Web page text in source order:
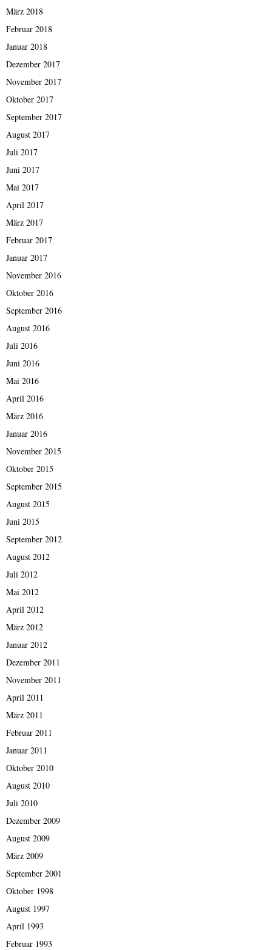
März 2018
Februar 2018
Januar 2018
Dezember 2017
November 2017
Oktober 2017
September 2017
August 2017
Juli 2017
Juni 2017
Mai 2017
April 2017
März 2017
Februar 2017
Januar 2017
November 2016
Oktober 2016
September 2016
August 2016
Juli 2016
Juni 2016
Mai 2016
April 2016
März 2016
Januar 2016
November 2015
Oktober 2015
September 2015
August 2015
Juni 2015
September 2012
August 2012
Juli 2012
Mai 2012
April 2012
März 2012
Januar 2012
Dezember 2011
November 2011
April 2011
März 2011
Februar 2011
Januar 2011
Oktober 2010
August 2010
Juli 2010
Dezember 2009
August 2009
März 2009
September 2001
Oktober 1998
August 1997
April 1993
Februar 1993